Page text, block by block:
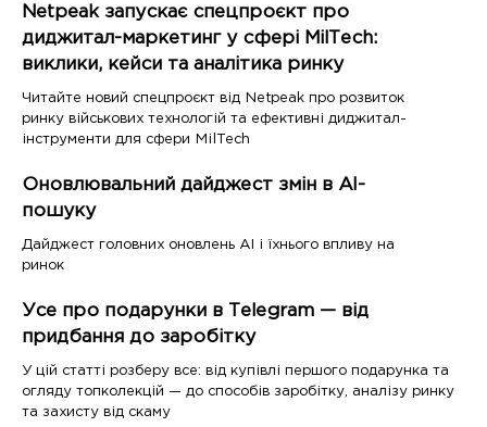
Netpeak запускає спецпроєкт про
диджитал-маркетинг у сфері MilTech:
виклики, кейси та аналітика ринку
Читайте новий спецпроєкт від Netpeak про розвиток
ринку військових технологій та ефективні диджитал-
інструменти для сфери MilTech
Оновлювальний дайджест змін в AI-
пошуку
Дайджест головних оновлень AI і їхнього впливу на
ринок
Усе про подарунки в Telegram — від
придбання до заробітку
У цій статті розберу все: від купівлі першого подарунка та
огляду топколекцій — до способів заробітку, аналізу ринку
та захисту від скаму